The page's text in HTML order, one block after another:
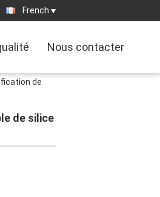
French
Nous contacter
de
de silice